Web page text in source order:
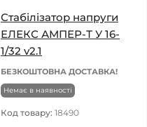
Стабілізатор напруги
ЕЛЕКС АМПЕР-Т У 16-
1/32 v2.1
БЕЗКОШТОВНА ДОСТАВКА!
Немає в наявності
Код товару: 18490